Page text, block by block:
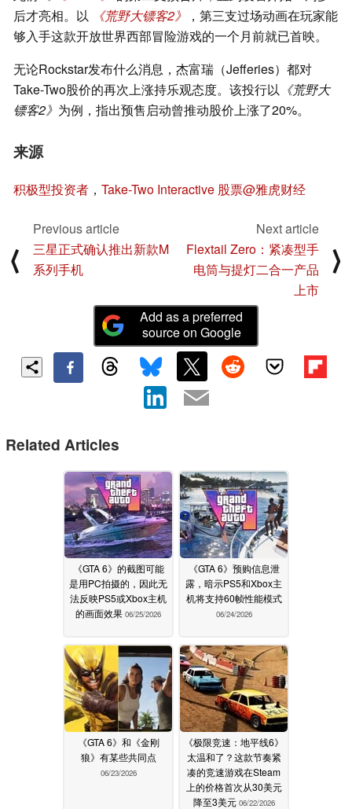
后才亮相。以
《荒野大镖客2》
，第三支过场动画在玩家能
够入手这款开放世界西部冒险游戏的一个月前就已首映。
无论Rockstar发布什么消息，杰富瑞（Jefferies）都对
Take-Two股价的再次上涨持乐观态度。该投行以 《荒野大
镖客2》 为例，指出预售启动曾推动股价上涨了20%。
来源
积极型投资者 ， Take-Two Interactive 股票@雅虎财经
⟨
Previous article
三星正式确认推出新款M
系列手机
Next article
Flextail Zero：紧凑型手
电筒与提灯二合一产品
上市
⟩
Add as a preferred
source on Google
Related Articles
《GTA 6》的截图可能
是用PC拍摄的，因此无
法反映PS5或Xbox主机
的画面效果 06/25/2026
《GTA 6》预购信息泄
露，暗示PS5和Xbox主
机将支持60帧性能模式
06/24/2026
《GTA 6》和《金刚
狼》有某些共同点
06/23/2026
《极限竞速：地平线6》
太温和了？这款节奏紧
凑的竞速游戏在Steam
上的价格首次从30美元
降至3美元 06/22/2026